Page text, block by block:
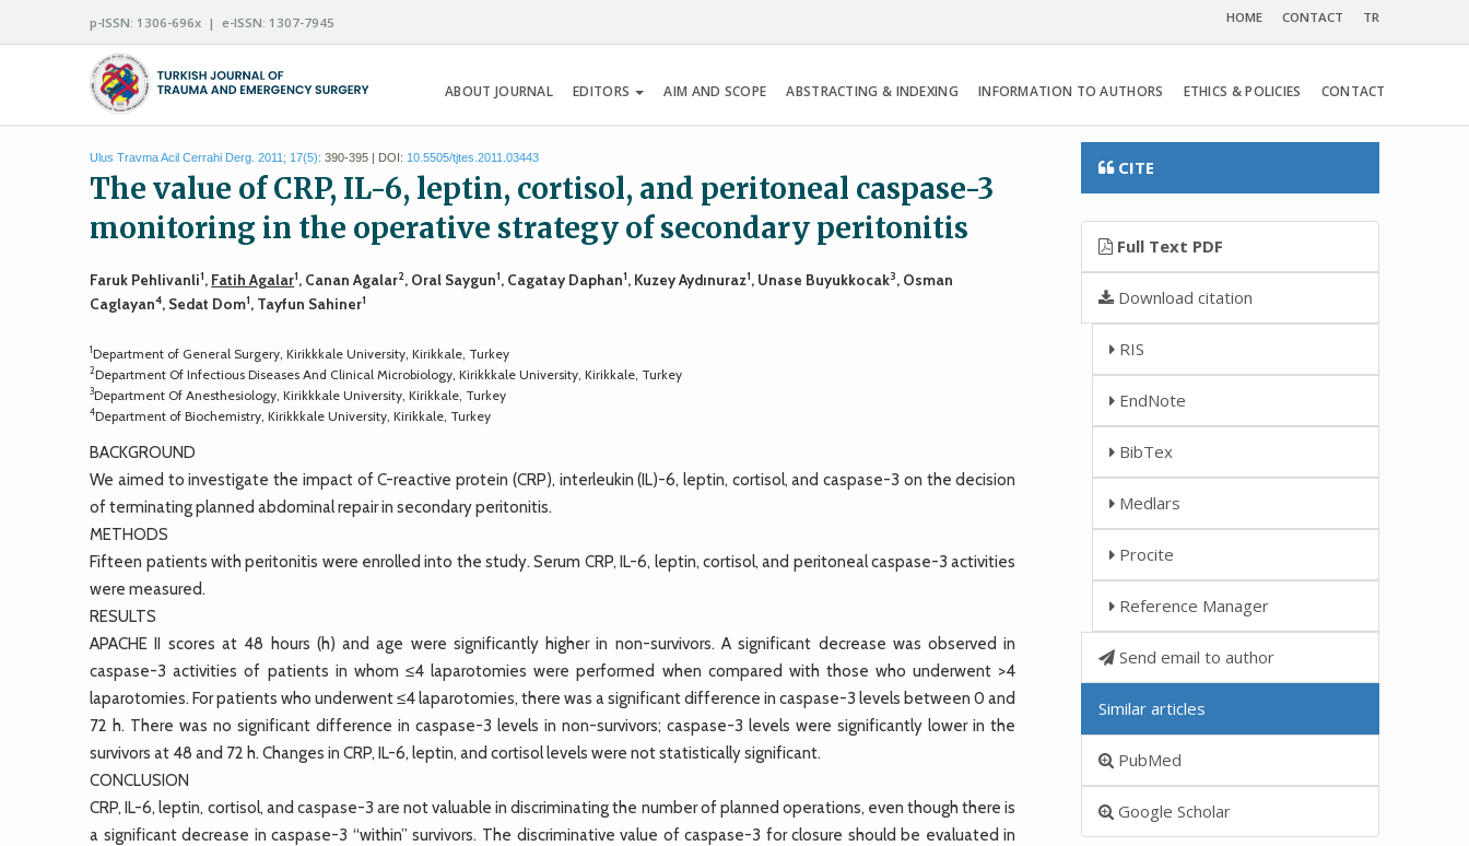
p-ISSN: 1306-696x | e-ISSN: 1307-7945 HOME CONTACT TR
ABOUT JOURNAL EDITORS AIM AND SCOPE ABSTRACTING & INDEXING INFORMATION TO AUTHORS ETHICS & POLICIES CONTACT
Ulus Travma Acil Cerrahi Derg. 2011; 17(5): 390-395 | DOI: 10.5505/tjtes.2011.03443
The value of CRP, IL-6, leptin, cortisol, and peritoneal caspase-3
monitoring in the operative strategy of secondary peritonitis
Faruk Pehlivanli1, Fatih Agalar1, Canan Agalar2, Oral Saygun1, Cagatay Daphan1, Kuzey Aydınuraz1, Unase Buyukkocak3, Osman
Caglayan4, Sedat Dom1, Tayfun Sahiner1
1Department of General Surgery, Kirikkkale University, Kirikkale, Turkey
2Department Of Infectious Diseases And Clinical Microbiology, Kirikkkale University, Kirikkale, Turkey
3Department Of Anesthesiology, Kirikkkale University, Kirikkale, Turkey
4Department of Biochemistry, Kirikkkale University, Kirikkale, Turkey
BACKGROUND
We aimed to investigate the impact of C-reactive protein (CRP), interleukin (IL)-6, leptin, cortisol, and caspase-3 on the decision
of terminating planned abdominal repair in secondary peritonitis.
METHODS
Fifteen patients with peritonitis were enrolled into the study. Serum CRP, IL-6, leptin, cortisol, and peritoneal caspase-3 activities
were measured.
RESULTS
APACHE II scores at 48 hours (h) and age were significantly higher in non-survivors. A significant decrease was observed in
caspase-3 activities of patients in whom ≤4 laparotomies were performed when compared with those who underwent >4
laparotomies. For patients who underwent ≤4 laparotomies, there was a significant difference in caspase-3 levels between 0 and
72 h. There was no significant difference in caspase-3 levels in non-survivors; caspase-3 levels were significantly lower in the
survivors at 48 and 72 h. Changes in CRP, IL-6, leptin, and cortisol levels were not statistically significant.
CONCLUSION
CRP, IL-6, leptin, cortisol, and caspase-3 are not valuable in discriminating the number of planned operations, even though there is
a significant decrease in caspase-3 “within” survivors. The discriminative value of caspase-3 for closure should be evaluated in
CITE
Full Text PDF
Download citation
RIS
EndNote
BibTex
Medlars
Procite
Reference Manager
Send email to author
Similar articles
PubMed
Google Scholar